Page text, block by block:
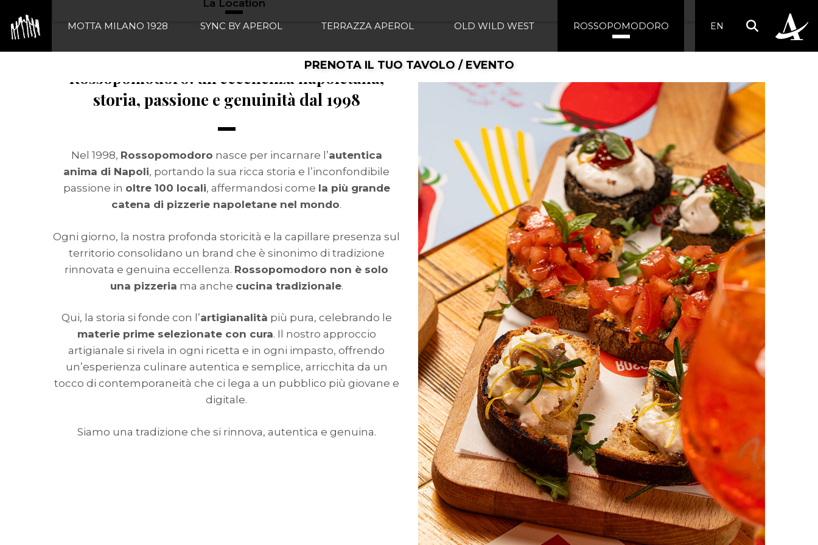
contenuto
MOTTA MILANO 1928 SYNC BY APEROL TERRAZZA APEROL OLD WILD WEST ROSSOPOMODORO EN
PRENOTA IL TUO TAVOLO / EVENTO
La Location
Rossopomodoro: un’eccellenza napoletana,
storia, passione e genuinità dal 1998
Nel 1998, Rossopomodoro nasce per incarnare l’autentica
anima di Napoli, portando la sua ricca storia e l’inconfondibile
passione in oltre 100 locali, affermandosi come la più grande
catena di pizzerie napoletane nel mondo.
Ogni giorno, la nostra profonda storicità e la capillare presenza sul
territorio consolidano un brand che è sinonimo di tradizione
rinnovata e genuina eccellenza. Rossopomodoro non è solo
una pizzeria ma anche cucina tradizionale.
Qui, la storia si fonde con l’artigianalità più pura, celebrando le
materie prime selezionate con cura. Il nostro approccio
artigianale si rivela in ogni ricetta e in ogni impasto, offrendo
un’esperienza culinare autentica e semplice, arricchita da un
tocco di contemporaneità che ci lega a un pubblico più giovane e
digitale.
Siamo una tradizione che si rinnova, autentica e genuina.